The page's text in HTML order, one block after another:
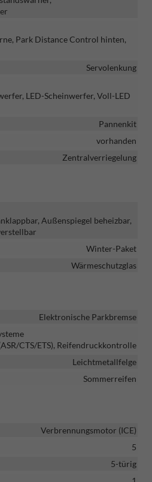
Park Distance Control hinten,
Servolenkung
LED-Scheinwerfer, Voll-LED
Pannenkit
vorhanden
Zentralverriegelung
Außenspiegel beheizbar,
Winter-Paket
Wärmeschutzglas
Elektronische Parkbremse
CTS/ETS), Reifendruckkontrolle
Leichtmetallfelge
Sommerreifen
Verbrennungsmotor (ICE)
5
5-türig